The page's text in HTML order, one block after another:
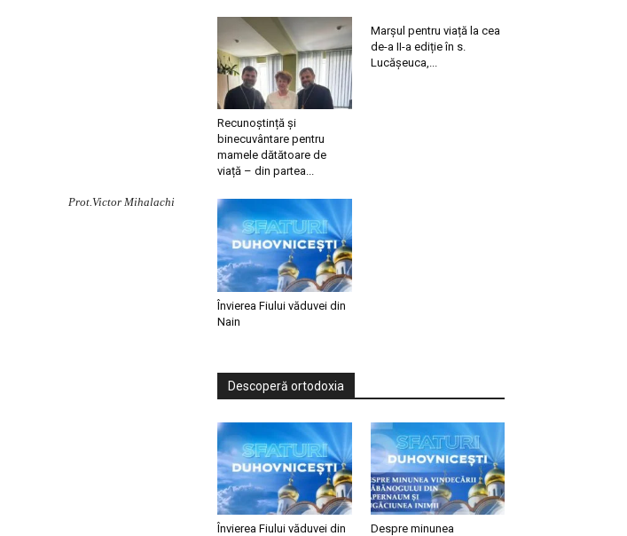
Prot.Victor Mihalachi
Recunoștință și
binecuvântare pentru
mamele dătătoare de
viață – din partea...
Marșul pentru viață la cea
de-a II-a ediție în s.
Lucășeuca,...
Învierea Fiului văduvei din
Nain
Descoperă ortodoxia
Învierea Fiului văduvei din
Despre minunea